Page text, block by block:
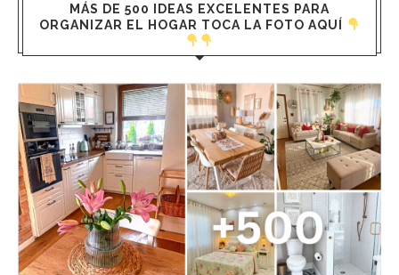
MÁS DE 500 IDEAS EXCELENTES PARA
ORGANIZAR EL HOGAR TOCA LA FOTO AQUÍ